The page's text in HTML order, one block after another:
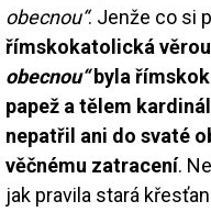
obecnou“. Jenže co si
římskokatolická
obecnou“byla
papež a tělem
nepatřil ani do svaté
věčnému zatracení.
jak pravila stará